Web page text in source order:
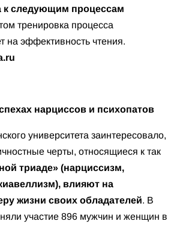
к следующим процессам
тренировка процесса
на эффективность чтения.
нарциссов и психопатов
университета заинтересовало,
черты, относящиеся к так
триаде» (нарциссизм,
влияют на
жизни своих обладателей. В
участие 896 мужчин и женщин в